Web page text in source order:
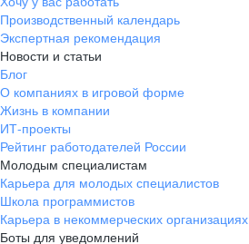
+7 423 202-33-28
pr@dv.hh.ru
Новосибирск
ул. Большевистская, д. 35,
помещение 21
+7 383 207-94-64
pr@nsk.hh.ru
Минск
Производственный календарь
Экспертная рекомендация
Новости и статьи
Блог
О компаниях в игровой форме
Жизнь в компании
ИТ-проекты
Рейтинг работодателей России
Молодым специалистам
Карьера для молодых специалистов
Школа программистов
Карьера в некоммерческих организациях
Боты для уведомлений